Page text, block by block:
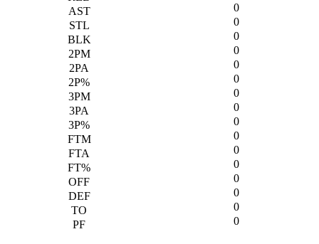
0
0
0
0
0
0
0
0
0
0
0
0
0
0
0
0